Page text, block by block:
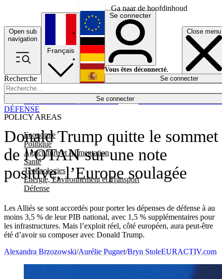
Ga naar de hoofdinhoud
Open sub
navigation
Close menu
Recherche
Se connecter
POLICY AREAS
Economie
Politique
Agriculture et Alimentation
Santé
Technologies
Energie, Environnement et Transport
Défense
Économie
Français
English
Deutsch
Español
Se connecter
Vous êtes déconnecté.
Se connecter
Donald Trump quitte le sommet
de l’OTAN sur une note
positive, l’Europe soulagée
Les Alliés se sont accordés pour porter les dépenses de défense à au
moins 3,5 % de leur PIB national, avec 1,5 % supplémentaires pour
les infrastructures. Mais l’exploit réel, côté européen, aura peut-être
été d’avoir su composer avec Donald Trump.
DÉFENSE
Alexandra Brzozowski/Aurélie Pugnet/Bryn StoleEURACTIV.com